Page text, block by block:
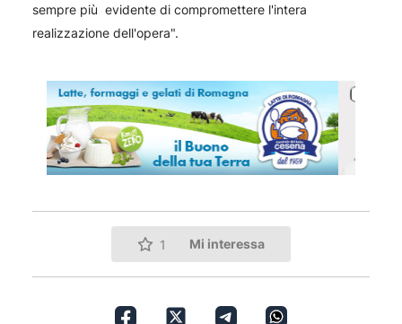
sempre più evidente di compromettere l'intera
realizzazione dell'opera".
1 Mi interessa